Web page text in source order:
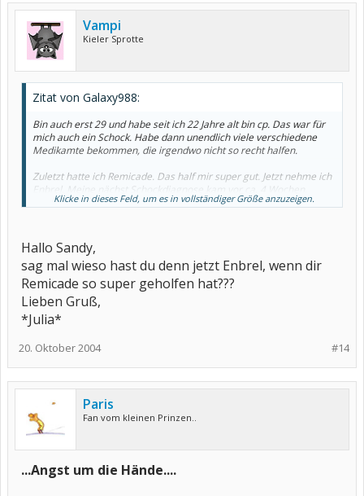
Vampi
Kieler Sprotte
Zitat von Galaxy988:
Bin auch erst 29 und habe seit ich 22 Jahre alt bin cp. Das war für
mich auch ein Schock. Habe dann unendlich viele verschiedene
Medikamte bekommen, die irgendwo nicht so recht halfen.
Zuletzt hatte ich Remicade. Das half mir super gut. Jetzt nehme ich
Enbrel. Meine nächst Schockdiagnose kam vor ca. 4 Wochen.
Dachte immer, dass meine Beschwerden so gut wie weg sind, aber
gut. Ärzte wollten mir das Gelenk versteifen. Baaaaaaaaaaaaaa.
Niiiieeeeeee.
Wir kämpfen uns da durch. Es muss gehen.
Hey, schlecht gelaunt bin ich auch immer. Geh meinem Partner
Sandy
Klicke in dieses Feld, um es in vollständiger Größe anzuzeigen.
Hallo Sandy,
sag mal wieso hast du denn jetzt Enbrel, wenn dir
Remicade so super geholfen hat???
Lieben Gruß,
*Julia*
#14
20. Oktober 2004
Paris
Fan vom kleinen Prinzen..
...Angst um die Hände....